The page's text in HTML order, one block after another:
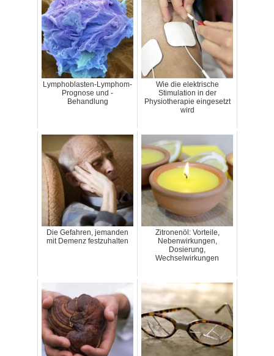
Lymphoblasten-Lymphom-
Prognose und -
Behandlung
Wie die elektrische
Stimulation in der
Physiotherapie eingesetzt
wird
Die Gefahren, jemanden
mit Demenz festzuhalten
Zitronenöl: Vorteile,
Nebenwirkungen,
Dosierung,
Wechselwirkungen